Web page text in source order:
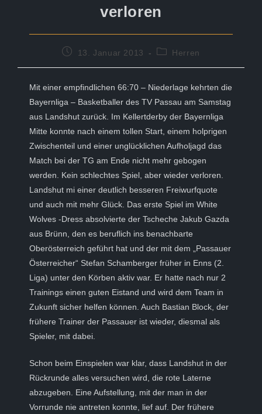
verloren
Beitrag13. Januar 2013
Beitrags-
Herren
Mit einer empfindlichen 66:70 – Niederlage kehrten die
Bayernliga – Basketballer des TV Passau am Samstag
aus Landshut zurück. Im Kellertderby der Bayernliga
Mitte konnte nach einem tollen Start, einem holprigen
Zwischenteil und einer unglücklichen Aufholjagd das
Match bei der TG am Ende nicht mehr gebogen
werden. Kein schlechtes Spiel, aber wieder verloren.
Landshut mi einer deutlich besseren Freiwurfquote
und auch mit mehr Glück. Das erste Spiel im White
Wolves -Dress absolvierte der Tscheche Jakub Gazda
aus Brünn, den es beruflich ins benachbarte
Oberösterreich geführt hat und der mit dem „Passauer
Österreicher“ Stefan Schamberger früher in Enns (2.
Liga) unter den Körben aktiv war. Er hatte nach nur 2
Trainings einen guten Eistand und wird dem Team in
Zukunft sicher helfen können. Auch Bastian Block, der
frühere Trainer der Passauer ist wieder, diesmal als
Spieler, mit dabei.
Schon beim Einspielen war klar, dass Landshut in der
Rückrunde alles versuchen wird, die rote Laterne
abzugeben. Eine Aufstellung, mit der man in der
Vorrunde nie antreten konnte, lief auf. Der frühere